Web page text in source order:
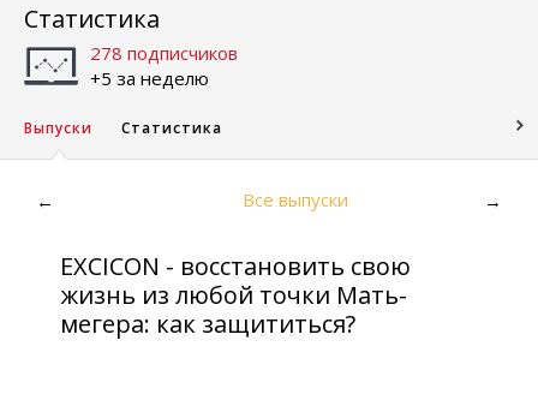
Статистика
278 подписчиков
+5 за неделю
Выпуски Статистика
← Все выпуски →
EXCICON - восстановить свою
жизнь из любой точки Мать-
мегера: как защититься?